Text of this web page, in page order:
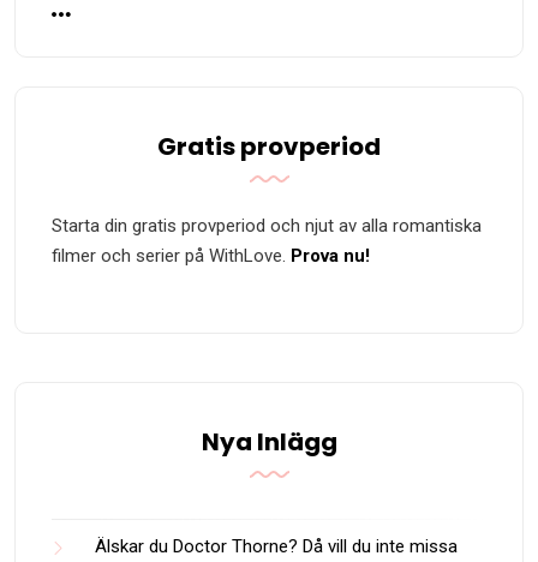
Gratis provperiod
Starta din gratis provperiod och njut av alla romantiska
filmer och serier på WithLove. Prova nu!
Nya Inlägg
Älskar du Doctor Thorne? Då vill du inte missa